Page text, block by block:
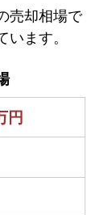
売却相場で
ます。
円